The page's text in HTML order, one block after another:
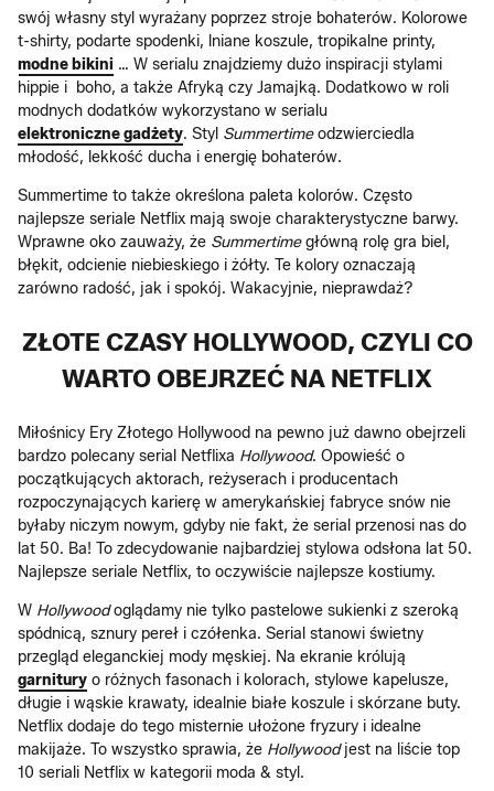
swój własny styl wyrażany poprzez stroje bohaterów. Kolorowe
t-shirty, podarte spodenki, lniane koszule, tropikalne printy,
modne bikini … W serialu znajdziemy dużo inspiracji stylami
hippie i boho, a także Afryką czy Jamajką. Dodatkowo w roli
modnych dodatków wykorzystano w serialu
elektroniczne gadżety. Styl Summertimeodzwierciedla
młodość, lekkość ducha i energię bohaterów.
Summertime to także określona paleta kolorów. Często
najlepsze seriale Netflix mają swoje charakterystyczne barwy.
Wprawne oko zauważy, że Summertimegłówną rolę gra biel,
błękit, odcienie niebieskiego i żółty. Te kolory oznaczają
zarówno radość, jak i spokój. Wakacyjnie, nieprawdaż?
ZŁOTE CZASY HOLLYWOOD, CZYLI CO
WARTO OBEJRZEĆ NA NETFLIX
Miłośnicy Ery Złotego Hollywood na pewno już dawno obejrzeli
bardzo polecany serial Netflixa Hollywood. Opowieść o
początkujących aktorach, reżyserach i producentach
rozpoczynających karierę w amerykańskiej fabryce snów nie
byłaby niczym nowym, gdyby nie fakt, że serial przenosi nas do
lat 50. Ba! To zdecydowanie najbardziej stylowa odsłona lat 50.
Najlepsze seriale Netflix, to oczywiście najlepsze kostiumy.
W Hollywoodoglądamy nie tylko pastelowe sukienki z szeroką
spódnicą, sznury pereł i czółenka. Serial stanowi świetny
przegląd eleganckiej mody męskiej. Na ekranie królują
garnitury o różnych fasonach i kolorach, stylowe kapelusze,
długie i wąskie krawaty, idealnie białe koszule i skórzane buty.
Netflix dodaje do tego misternie ułożone fryzury i idealne
makijaże. To wszystko sprawia, że Hollywoodjest na liście top
10 seriali Netflix w kategorii moda & styl.